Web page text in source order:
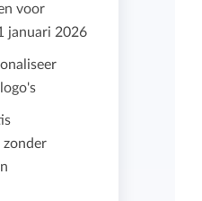
voor
januari 2026